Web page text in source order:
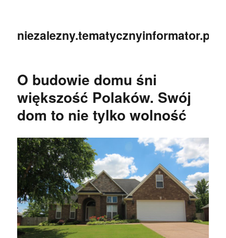
niezalezny.tematycznyinformator.pl
O budowie domu śni
większość Polaków. Swój
dom to nie tylko wolność